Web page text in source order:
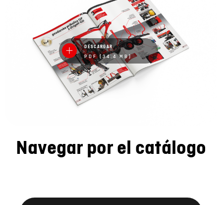
DESCARGAR
PDF (34.4 MB)
Navegar por el catálogo